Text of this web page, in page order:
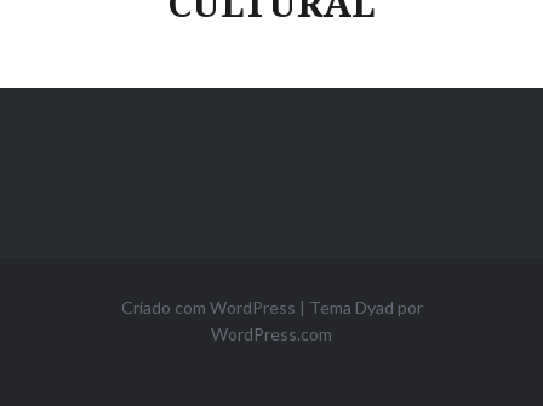
Criado com WordPress | Tema Dyad por
WordPress.com